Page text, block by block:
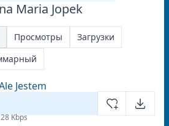
Maria Jopek
Просмотры
Загрузки
Jestem
Kbps